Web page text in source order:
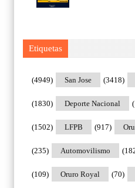
Etiquetas
San Jose
(4949) (3418)
Deporte Nacional
(1830)
LFPB
(1502) (917)
Automovilismo
(235)
Oruro Royal
(109) (70)